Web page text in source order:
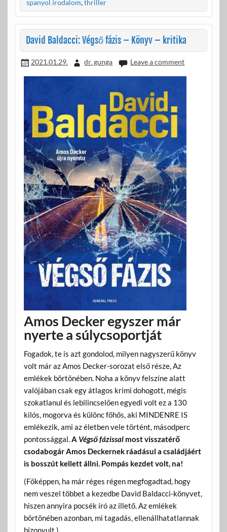
o
k
g
spanyol irodalom,thriller
David Baldacci: Végső fázis – Könyv – kritika
2021.01.29. dr. gunga Leave a comment
Amos Decker egyszer már
nyerte a súlycsoportját
Fogadok, te is azt gondolod, milyen nagyszerű könyv
volt már az Amos Decker-sorozat első része, Az
emlékek börtönében. Noha a könyv felszíne alatt
valójában csak egy átlagos krimi dohogott, mégis
szokatlanul és lebilincselően egyedi volt ez a 130
kilós, mogorva és különc főhős, aki MINDENRE IS
emlékezik, ami az életben vele történt, másodperc
pontossággal.A Végső fázissalmost visszatérő
csodabogár Amos Deckernek ráadásul a családjáért
is bosszút kellett állni. Pompás kezdet volt, na!
(Főképpen, ha már réges régen megfogadtad, hogy
nem veszel többet a kezedbe David Baldacci-könyvet,
hiszen annyira pocsék író az illető. Az emlékek
börtönében azonban, mi tagadás, ellenállhatatlannak
bizonyult.)